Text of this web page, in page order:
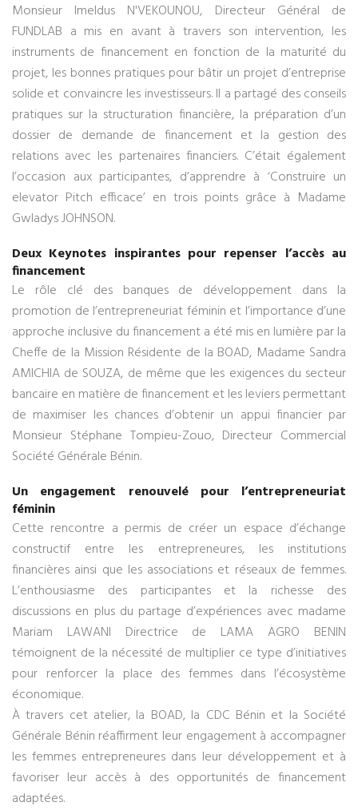
Monsieur Imeldus N'VEKOUNOU, Directeur Général de
FUNDLAB a mis en avant à travers son intervention, les
instruments de financement en fonction de la maturité du
projet, les bonnes pratiques pour bâtir un projet d’entreprise
solide et convaincre les investisseurs. Il a partagé des conseils
pratiques sur la structuration financière, la préparation d’un
dossier de demande de financement et la gestion des
relations avec les partenaires financiers. C’était également
l’occasion aux participantes, d’apprendre à ‘Construire un
elevator Pitch efficace’ en trois points grâce à Madame
Gwladys JOHNSON.
Deux Keynotes inspirantes pour repenser l’accès au
financement
Le rôle clé des banques de développement dans la
promotion de l’entrepreneuriat féminin et l’importance d’une
approche inclusive du financement a été mis en lumière par la
Cheffe de la Mission Résidente de la BOAD, Madame Sandra
AMICHIA de SOUZA, de même que les exigences du secteur
bancaire en matière de financement et les leviers permettant
de maximiser les chances d’obtenir un appui financier par
Monsieur Stéphane Tompieu-Zouo, Directeur Commercial
Société Générale Bénin.
Un engagement renouvelé pour l’entrepreneuriat
féminin
Cette rencontre a permis de créer un espace d’échange
constructif entre les entrepreneures, les institutions
financières ainsi que les associations et réseaux de femmes.
L’enthousiasme des participantes et la richesse des
discussions en plus du partage d’expériences avec madame
Mariam LAWANI Directrice de LAMA AGRO BENIN
témoignent de la nécessité de multiplier ce type d’initiatives
pour renforcer la place des femmes dans l’écosystème
économique.
À travers cet atelier, la BOAD, la CDC Bénin et la Société
Générale Bénin réaffirment leur engagement à accompagner
les femmes entrepreneures dans leur développement et à
favoriser leur accès à des opportunités de financement
adaptées.